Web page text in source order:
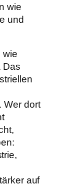
wie
und
wie
Das
Wer dort
auf